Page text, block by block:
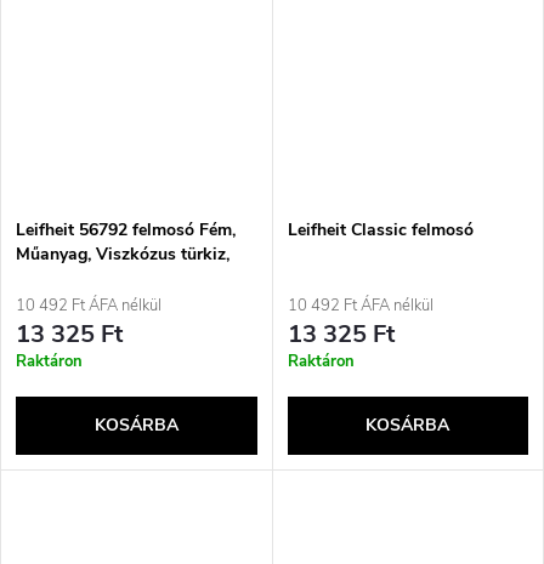
Leifheit 56792 felmosó Fém,
Műanyag, Viszkózus türkiz,
10 492 Ft ÁFA nélkül
13 325 Ft
Raktáron
KOSÁRBA
Leifheit Classic felmosó
10 492 Ft ÁFA nélkül
13 325 Ft
Raktáron
KOSÁRBA